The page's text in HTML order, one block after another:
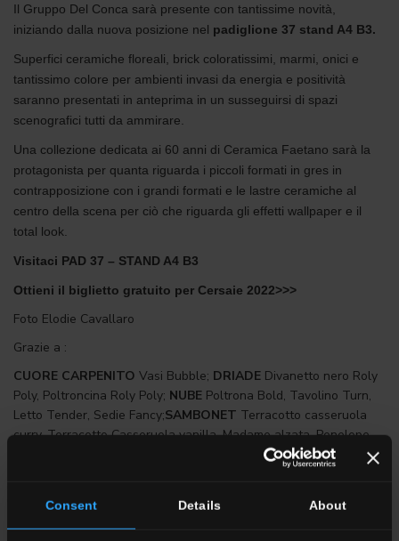
Consent Details About
Il Gruppo Del Conca sarà presente con tantissime novità,
iniziando dalla nuova posizione nel padiglione 37 stand A4 B3.
Superfici ceramiche floreali, brick coloratissimi, marmi, onici e
tantissimo colore per ambienti invasi da energia e positività
saranno presentati in anteprima in un susseguirsi di spazi
scenografici tutti da ammirare.
Una collezione dedicata ai 60 anni di Ceramica Faetano sarà la
protagonista per quanta riguarda i piccoli formati in gres in
contrapposizione con i grandi formati e le lastre ceramiche al
centro della scena per ciò che riguarda gli effetti wallpaper e il
total look.
Visitaci PAD 37 – STAND A4 B3
Ottieni il biglietto gratuito per Cersaie 2022>>>
Foto Elodie Cavallaro
Grazie a :
CUORE CARPENITO Vasi Bubble; DRIADE Divanetto nero Roly
Poly, Poltroncina Roly Poly; NUBE Poltrona Bold, Tavolino Turn,
Letto Tender, Sedie Fancy;SAMBONET Terracotto casseruola
curry, Terracotto Casseruola vanilla, Madame alzata, Penelope
Alzata, Madame coppa con piede, coppetta;ZILIOArkad;